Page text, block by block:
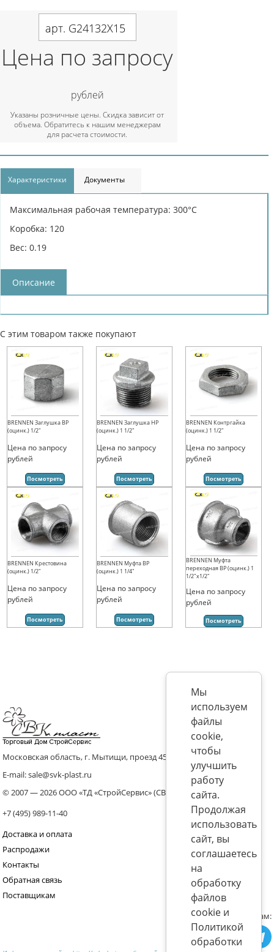
арт. G24132X15
Цена по запросу
рублей
Указаны розничные цены. Скидка зависит от
объема. Обратитесь к нашим менеджерам
для расчета стоимости.
Характеристики Документы
Максимальная рабочая температура: 300°С
Коробка: 120
Вес: 0.19
Описание
С этим товаром также покупают
BRENNEN Заглушка ВР
(оцинк.) 1/2"
Цена по запросу
рублей
Посмотреть
BRENNEN Заглушка НР
(оцинк.) 1 1/2"
Цена по запросу
рублей
Посмотреть
BRENNEN Контргайка
(оцинк.) 1 1/2"
Цена по запросу
рублей
Посмотреть
BRENNEN Крестовина
(оцинк.) 1/2"
Цена по запросу
рублей
Посмотреть
BRENNEN Муфта ВР
(оцинк.) 1 1/4"
Цена по запросу
рублей
Посмотреть
BRENNEN Муфта
переходная ВР (оцинк.) 1
1/2"х1/2"
Цена по запросу
рублей
Посмотреть
Московская область, г. Мытищи, проезд 4536 владение 8, стр.10
E-mail: sale@svk-plast.ru
© 2007 — 2026 ООО «ТД «СтройСервис» (СВК)
+7 (495) 989-11-40
Доставка и оплата
Распродажи
Контакты
Обратная связь
Поставщикам
Присоединяйтесь к нам:
Мы
используем
файлы
cookie,
чтобы
улучшить
работу
сайта.
Продолжая
использовать
сайт, вы
соглашаетесь
на
обработку
файлов
cookie и
Политикой
обработки